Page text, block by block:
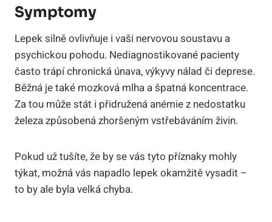
Symptomy
Lepek silně ovlivňuje i vaši nervovou soustavu a
psychickou pohodu. Nediagnostikované pacienty
často trápí chronická únava, výkyvy nálad či deprese.
Běžná je také mozková mlha a špatná koncentrace.
Za tou může stát i přidružená anémie z nedostatku
železa způsobená zhoršeným vstřebáváním živin.
Pokud už tušíte, že by se vás tyto příznaky mohly
týkat, možná vás napadlo lepek okamžitě vysadit –
to by ale byla velká chyba.